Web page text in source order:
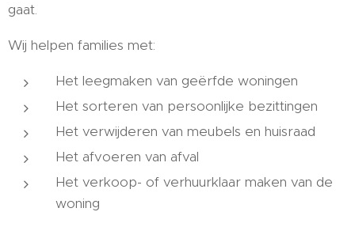
gaat.
Wij helpen families met:
Het leegmaken van geërfde woningen
Het sorteren van persoonlijke bezittingen
Het verwijderen van meubels en huisraad
Het afvoeren van afval
Het verkoop- of verhuurklaar maken van de
woning